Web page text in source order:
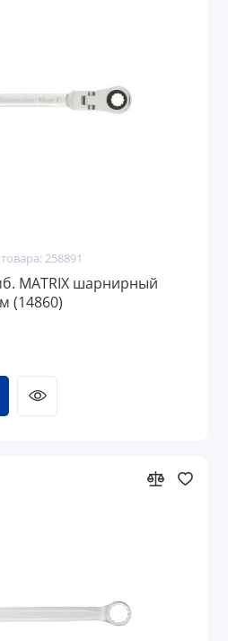
258891
MATRIX шарнирный
(14860)